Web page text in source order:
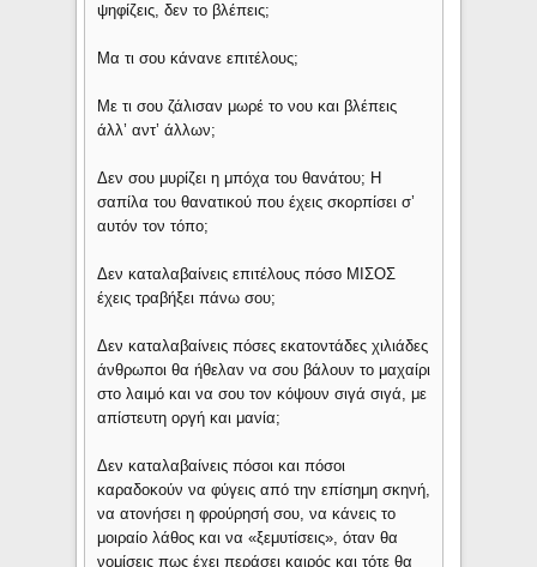
ψηφίζεις, δεν το βλέπεις;
Μα τι σου κάνανε επιτέλους;
Με τι σου ζάλισαν μωρέ το νου και βλέπεις
άλλ’ αντ’ άλλων;
Δεν σου μυρίζει η μπόχα του θανάτου; Η
σαπίλα του θανατικού που έχεις σκορπίσει σ’
αυτόν τον τόπο;
Δεν καταλαβαίνεις επιτέλους πόσο ΜΙΣΟΣ
έχεις τραβήξει πάνω σου;
Δεν καταλαβαίνεις πόσες εκατοντάδες χιλιάδες
άνθρωποι θα ήθελαν να σου βάλουν το μαχαίρι
στο λαιμό και να σου τον κόψουν σιγά σιγά, με
απίστευτη οργή και μανία;
Δεν καταλαβαίνεις πόσοι και πόσοι
καραδοκούν να φύγεις από την επίσημη σκηνή,
να ατονήσει η φρούρησή σου, να κάνεις το
μοιραίο λάθος και να «ξεμυτίσεις», όταν θα
νομίσεις πως έχει περάσει καιρός και τότε θα